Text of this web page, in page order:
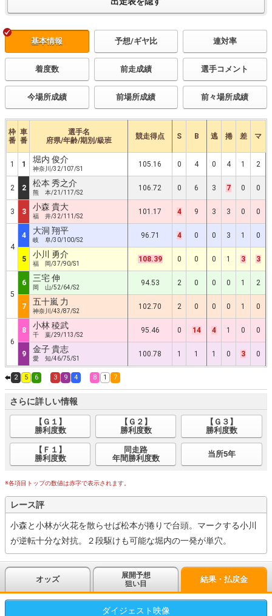
基本情報 予想/ギヤ比 連対率
着度数 前走成績 選手コメント
今場所成績 前場所成績 前々場所成績
枠
番
車
番
選手名
府県/年齢/期別/級班
競走得点 S B 逃 捲 差 マ
1 1 堀内 俊介
神奈川/32/107/S1
105.16 0 4 0 4 1 2
2 2 松本 秀之介
熊 本/21/117/S2
106.72 0 6 3 7 0 0
3 3 小森 貴大
福 井/32/111/S2
101.17 4 9 3 3 0 0
4
4 大洞 翔平
岐 阜/30/100/S2
96.71 4 0 0 3 1 0
5 小川 勇介
福 岡/37/90/S1
108.39 0 0 0 1 3 3
5
6 三宅 伸
岡 山/52/64/S2
94.53 2 0 0 0 1 2
7 五十嵐 力
神奈川/43/87/S2
102.70 2 0 0 0 1 0
6
8 小林 稜武
千 葉/29/113/S2
95.46 0 14 4 1 0 0
9 金子 貴志
愛 知/46/75/S1
100.78 1 1 1 0 3 0
2 5 6 3 9 4 8 1 7
さらに詳しい情報
【Ｇ１】
勝利度数
【Ｇ２】
勝利度数
【Ｇ３】
勝利度数
【Ｆ１】
勝利度数
同走路
年間勝利度数
当所5年
※各項目トップの数値は赤字で表示されます。
レース評
小森と小林が火花を散らせば松本が捲りで台頭。マークする小川
が逆転十分な対抗。２段駆けも可能な堀内の一発が単穴。
オッズ
展開予想
狙い目
結果・払戻金
ダイジェスト映像